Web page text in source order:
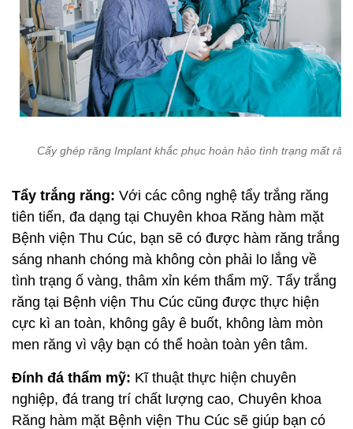
Cấy ghép răng Implant khắc phục hoàn hảo tình trạng mất
Tẩy trắng răng: Với các công nghệ tẩy trắng răng
tiên tiến, đa dạng tại Chuyên khoa Răng hàm mặt
Bệnh viện Thu Cúc, bạn sẽ có được hàm răng trắng
sáng nhanh chóng mà không còn phải lo lắng về
tình trạng ố vàng, thâm xỉn kém thẩm mỹ. Tẩy trắng
răng tại Bệnh viện Thu Cúc cũng được thực hiện
cực kì an toàn, không gây ê buốt, không làm mòn
men răng vì vậy bạn có thể hoàn toàn yên tâm.
Đính đá thẩm mỹ: Kĩ thuật thực hiện chuyên
nghiệp, đá trang trí chất lượng cao, Chuyên khoa
Răng hàm mặt Bệnh viện Thu Cúc sẽ giúp bạn có